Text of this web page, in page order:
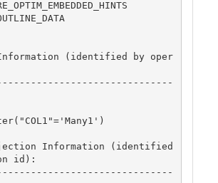
(identified by oper
Information (identified
id):